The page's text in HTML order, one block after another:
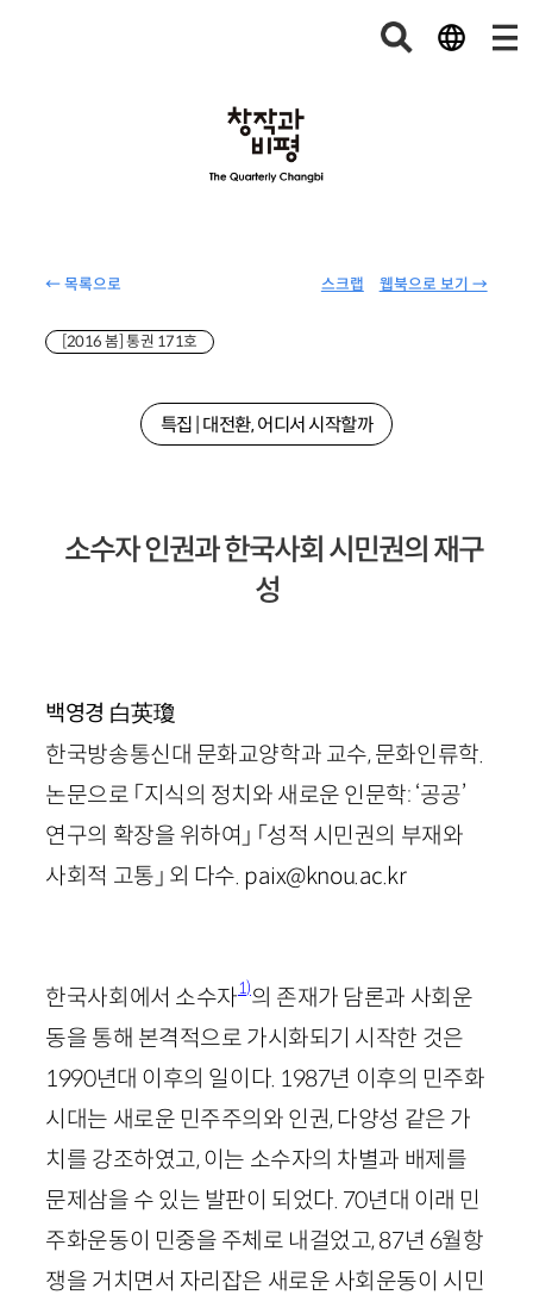
← 목록으로 웹북으로 보기 →
스크랩
[2016 봄] 통권 171호
특집 | 대전환, 어디서 시작할까
소수자 인권과 한국사회 시민권의 재구
성
백영경 白英瓊
한국방송통신대 문화교양학과 교수, 문화인류학.
논문으로 「지식의 정치와 새로운 인문학: ‘공공’
연구의 확장을 위하여」 「성적 시민권의 부재와
사회적 고통」 외 다수. paix@knou.ac.kr
한국사회에서 소수자1)의 존재가 담론과 사회운
동을 통해 본격적으로 가시화되기 시작한 것은
1990년대 이후의 일이다. 1987년 이후의 민주화
시대는 새로운 민주주의와 인권, 다양성 같은 가
치를 강조하였고, 이는 소수자의 차별과 배제를
문제삼을 수 있는 발판이 되었다. 70년대 이래 민
주화운동이 민중을 주체로 내걸었고,87년 6월항
쟁을 거치면서 자리잡은 새로운 사회운동이 시민